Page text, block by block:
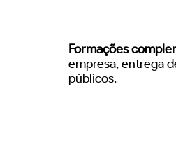
Formações
empresa, entrega
públicos.